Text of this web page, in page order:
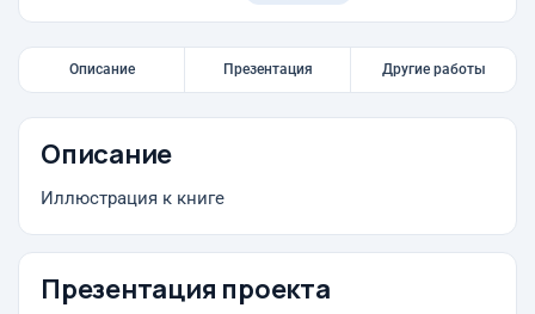
Описание Презентация Другие работы
Описание
Иллюстрация к книге
Презентация проекта